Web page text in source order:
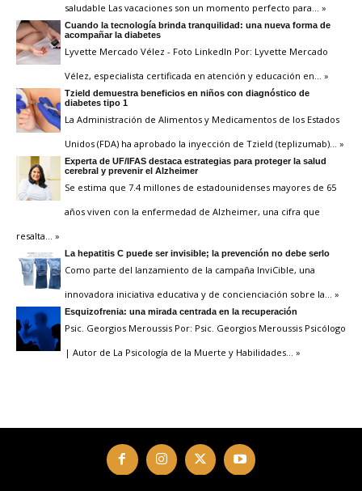
saludable Las vacaciones son un momento perfecto para … »
Cuando la tecnología brinda tranquilidad: una nueva forma de
acompañar la diabetes
Lyvette Mercado Vélez - Foto LinkedIn Por: Lyvette Mercado
Vélez, especialista certificada en atención y educación en … »
Tzield demuestra beneficios en niños con diagnóstico de
diabetes tipo 1
La Administración de Alimentos y Medicamentos de los Estados
Unidos (FDA) ha aprobado la inyección de Tzield (teplizumab) … »
Experta de UF/IFAS destaca estrategias para proteger la salud
cerebral y prevenir el Alzheimer
Se estima que 7.4 millones de estadounidenses mayores de 65
años viven con la enfermedad de Alzheimer, una cifra que
resalta … »
La hepatitis C puede ser invisible; la prevención no debe serlo
Como parte del lanzamiento de la campaña InviCible, una
innovadora iniciativa educativa y de concienciación sobre la … »
Esquizofrenia: una mirada centrada en la recuperación
Psic. Georgios Meroussis Por: Psic. Georgios Meroussis Psicólogo
| Autor de La Psicología de la Muerte y Habilidades … »